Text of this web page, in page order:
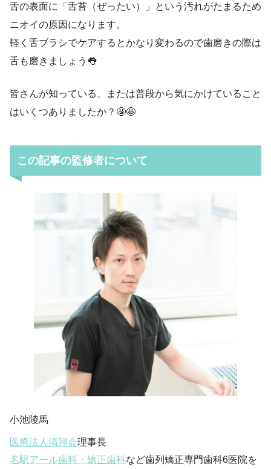
舌の表面に「舌苔（ぜったい）」という汚れがたまるため
ニオイの原因になります。
軽く舌ブラシでケアするとかなり変わるので歯磨きの際は
舌も磨きましょう👅
皆さんが知っている、または普段から気にかけていること
はいくつありましたか？🤩🤩
この記事の監修者について
小池陵馬
医療法人清翔会理事長
名駅アール歯科・矯正歯科など歯列矯正専門歯科6医院を